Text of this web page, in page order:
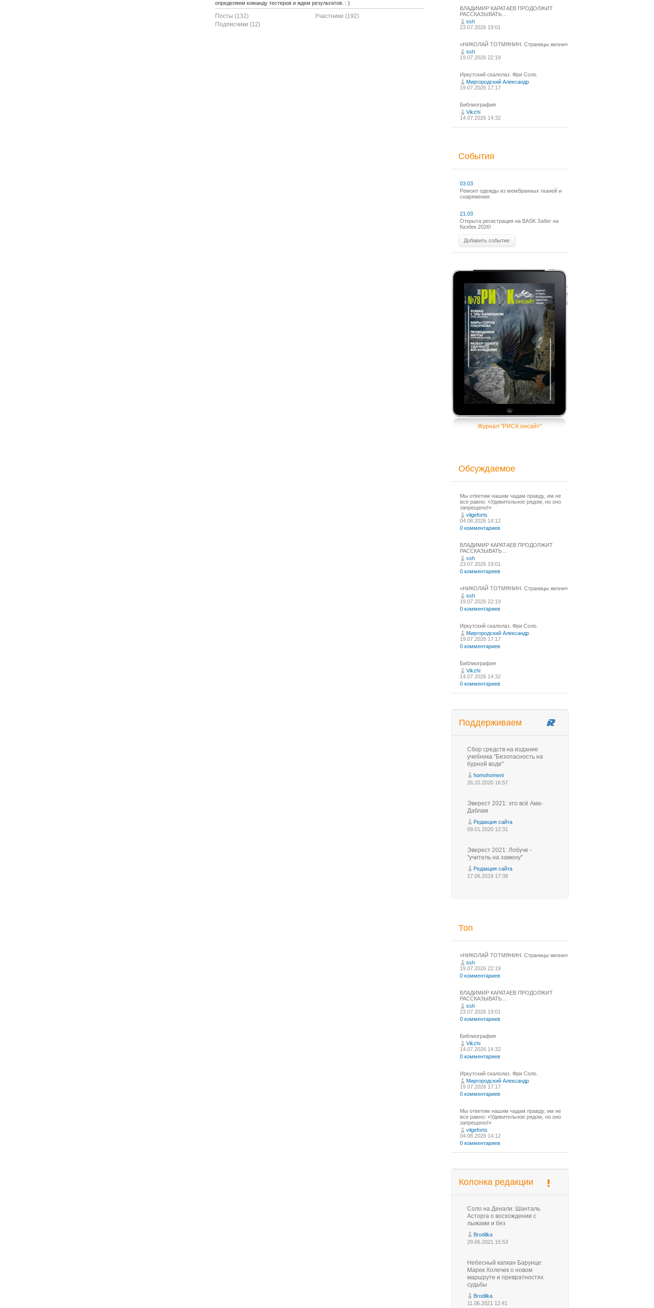
определяем команду тестеров и ждем результатов. : )
Посты (132)
Участники (192)
Подписчики (12)
ВЛАДИМИР КАРАТАЕВ ПРОДОЛЖИТ
РАССКАЗЫВАТЬ…
ssh
23.07.2026 19:01
«НИКОЛАЙ ТОТМЯНИН. Страницы жизни»
ssh
19.07.2026 22:19
Иркутский скалолаз. Фри Соло.
Миргородский Александр
19.07.2026 17:17
Библиография
Vikzhi
14.07.2026 14:32
События
03.03
Ремонт одежды из мембранных тканей и
снаряжения.
21.03
Открыта регистрация на BASK Забег на
Казбек 2026!
Добавить событие
Журнал "РИСК онсайт"
Обсуждаемое
Мы ответим нашим чадам правду, им не
все равно: «Удивительное рядом, но оно
запрещено!»
vilgeforts
04.08.2026 14:12
0 комментариев
ВЛАДИМИР КАРАТАЕВ ПРОДОЛЖИТ
РАССКАЗЫВАТЬ…
ssh
23.07.2026 19:01
0 комментариев
«НИКОЛАЙ ТОТМЯНИН. Страницы жизни»
ssh
19.07.2026 22:19
0 комментариев
Иркутский скалолаз. Фри Соло.
Миргородский Александр
19.07.2026 17:17
0 комментариев
Библиография
Vikzhi
14.07.2026 14:32
0 комментариев
Поддерживаем
Сбор средств на издание
учебника "Безопасность на
бурной воде"
homohomeni
26.10.2020 16:57
Эверест 2021: это всё Ама-
Даблам
Редакция сайта
09.01.2020 12:31
Эверест 2021: Лобуче -
"учитель на замену"
Редакция сайта
17.06.2019 17:38
Топ
«НИКОЛАЙ ТОТМЯНИН. Страницы жизни»
ssh
19.07.2026 22:19
0 комментариев
ВЛАДИМИР КАРАТАЕВ ПРОДОЛЖИТ
РАССКАЗЫВАТЬ…
ssh
23.07.2026 19:01
0 комментариев
Библиография
Vikzhi
14.07.2026 14:32
0 комментариев
Иркутский скалолаз. Фри Соло.
Миргородский Александр
19.07.2026 17:17
0 комментариев
Мы ответим нашим чадам правду, им не
все равно: «Удивительное рядом, но оно
запрещено!»
vilgeforts
04.08.2026 14:12
0 комментариев
Колонка редакции
Соло на Денали: Шанталь
Асторга о восхождении с
лыжами и без
Brodilka
29.06.2021 15:53
Небесный капкан Барунце:
Марек Холечек о новом
маршруте и превратностях
судьбы
Brodilka
11.06.2021 12:41